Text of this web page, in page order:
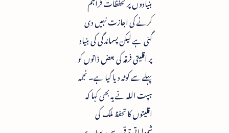
کرنے کی اجازت نہیں دی
گئی ہے لیکن پسماندگی کی بنیاد
پر اقلیتی فرقہ کی بعض ذاتوں کو
پہلے سے کوٹہ دیا گیا ہے۔ نجمہ
ہپت اللہ نے یہ بھی کہا کہ
اقلیتوں کا تحفظ ملک کی